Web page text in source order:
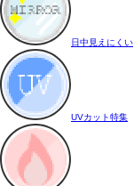
日中見えにくい
UVカット特集